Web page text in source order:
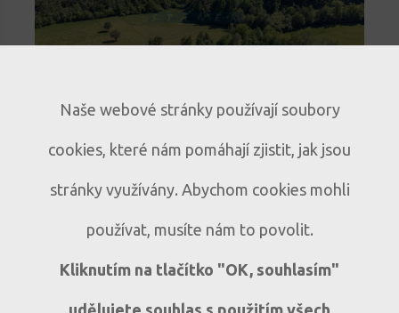
výhledem na Kašperk
P190
Klidné místo pro rodinný dům i
Naše webové stránky používají soubory
cookies, které nám pomáhají zjistit, jak jsou
stránky využívány. Abychom cookies mohli
používat, musíte nám to povolit.
Kliknutím na tlačítko "OK, souhlasím"
udělujete souhlas s použitím všech